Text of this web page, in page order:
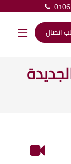
اتصال